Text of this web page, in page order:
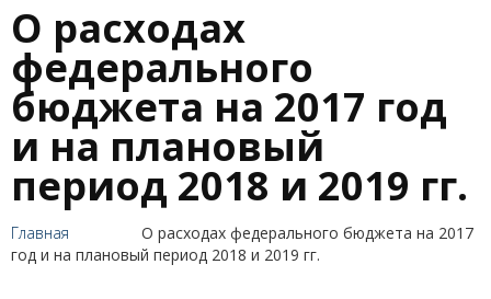
О расходах
федерального
бюджета на 2017 год
и на плановый
период 2018 и 2019 гг.
Главная
О расходах федерального бюджета на 2017
год и на плановый период 2018 и 2019 гг.